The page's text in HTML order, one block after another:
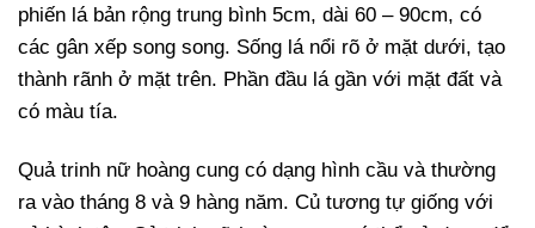
phiến lá bản rộng trung bình 5cm, dài 60 – 90cm, có
các gân xếp song song. Sống lá nổi rõ ở mặt dưới, tạo
thành rãnh ở mặt trên. Phần đầu lá gần với mặt đất và
có màu tía.
Quả trinh nữ hoàng cung có dạng hình cầu và thường
ra vào tháng 8 và 9 hàng năm. Củ tương tự giống với